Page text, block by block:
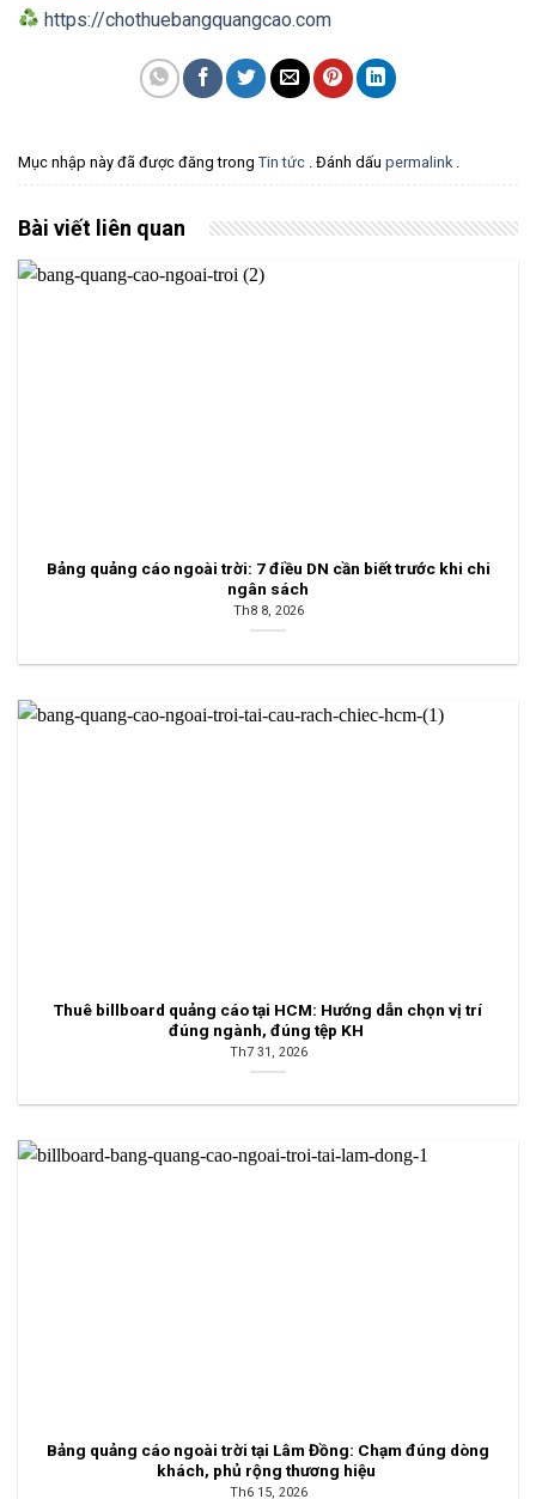
https://chothuebangquangcao.com
Mục nhập này đã được đăng trong Tin tức . Đánh dấu permalink .
Bài viết liên quan
Bảng quảng cáo ngoài trời: 7 điều DN cần biết trước khi chi
ngân sách
Th8 8, 2026
Thuê billboard quảng cáo tại HCM: Hướng dẫn chọn vị trí
đúng ngành, đúng tệp KH
Th7 31, 2026
Bảng quảng cáo ngoài trời tại Lâm Đồng: Chạm đúng dòng
khách, phủ rộng thương hiệu
Th6 15, 2026